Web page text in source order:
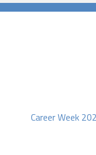
Career Week